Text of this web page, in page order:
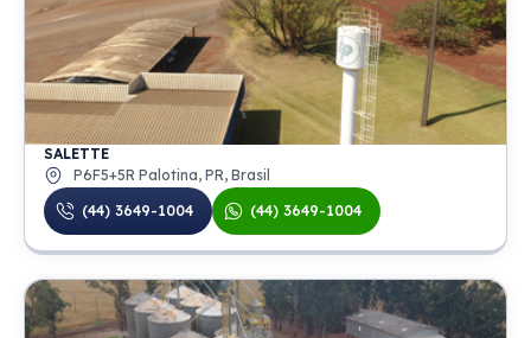
SALETTE
P6F5+5R Palotina, PR, Brasil
(44) 3649-1004
(44) 3649-1004